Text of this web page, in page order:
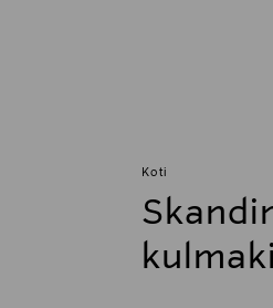
Koti